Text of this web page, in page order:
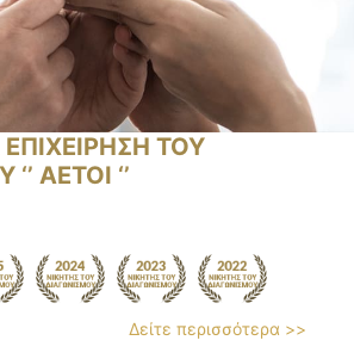
ΕΠΙΧΕΙΡΗΣΗ ΤΟΥ
ΑΕΤΟΙ ‘’
Δείτε περισσότερα >>